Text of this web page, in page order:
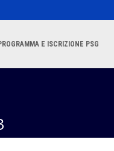
E ISCRIZIONE PSG